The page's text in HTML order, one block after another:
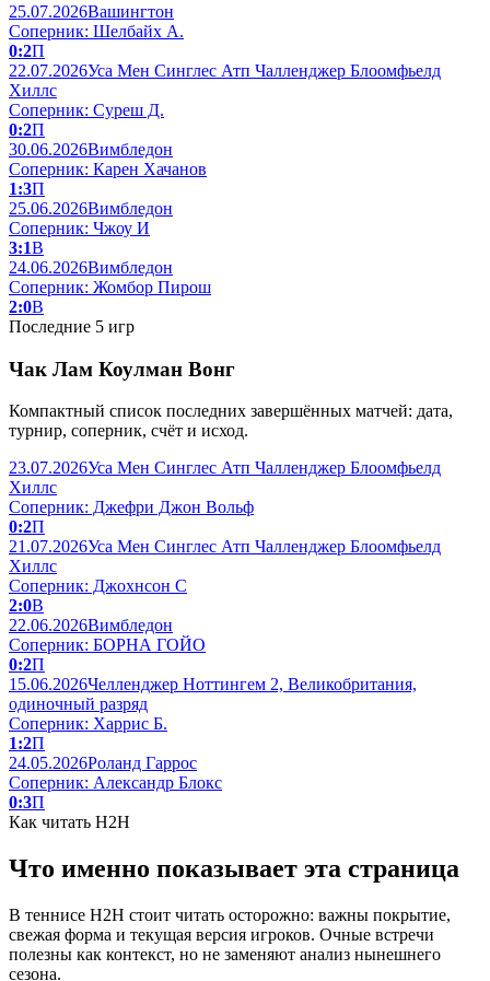
25.07.2026Вашингтон
Соперник: Шелбайх А.
0:2П
22.07.2026Уса Мен Синглес Атп Чалленджер Блоомфьелд
Хиллс
Соперник: Суреш Д.
0:2П
30.06.2026Вимбледон
Соперник: Карен Хачанов
1:3П
25.06.2026Вимбледон
Соперник: Чжоу И
3:1В
24.06.2026Вимбледон
Соперник: Жомбор Пирош
2:0В
Последние 5 игр
Чак Лам Коулман Вонг
Компактный список последних завершённых матчей: дата,
турнир, соперник, счёт и исход.
23.07.2026Уса Мен Синглес Атп Чалленджер Блоомфьелд
Хиллс
Соперник: Джефри Джон Вольф
0:2П
21.07.2026Уса Мен Синглес Атп Чалленджер Блоомфьелд
Хиллс
Соперник: Джохнсон С
2:0В
22.06.2026Вимбледон
Соперник: БОРНА ГОЙО
0:2П
15.06.2026Челленджер Ноттингем 2, Великобритания,
одиночный разряд
Соперник: Харрис Б.
1:2П
24.05.2026Роланд Гаррос
Соперник: Александр Блокс
0:3П
Как читать H2H
Что именно показывает эта страница
В теннисе H2H стоит читать осторожно: важны покрытие,
свежая форма и текущая версия игроков. Очные встречи
полезны как контекст, но не заменяют анализ нынешнего
сезона.